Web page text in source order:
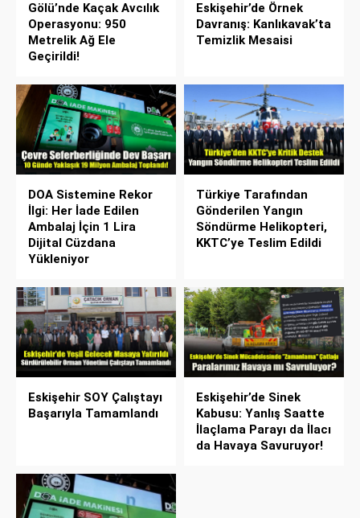
Gölü’nde Kaçak Avcılık
Operasyonu: 950
Metrelik Ağ Ele
Geçirildi!
Eskişehir’de Örnek
Davranış: Kanlıkavak’ta
Temizlik Mesaisi
DOA Sistemine Rekor
İlgi: Her İade Edilen
Ambalaj İçin 1 Lira
Dijital Cüzdana
Yükleniyor
Türkiye Tarafından
Gönderilen Yangın
Söndürme Helikopteri,
KKTC’ye Teslim Edildi
Eskişehir SOY Çalıştayı
Başarıyla Tamamlandı
Eskişehir’de Sinek
Kabusu: Yanlış Saatte
İlaçlama Parayı da İlacı
da Havaya Savuruyor!